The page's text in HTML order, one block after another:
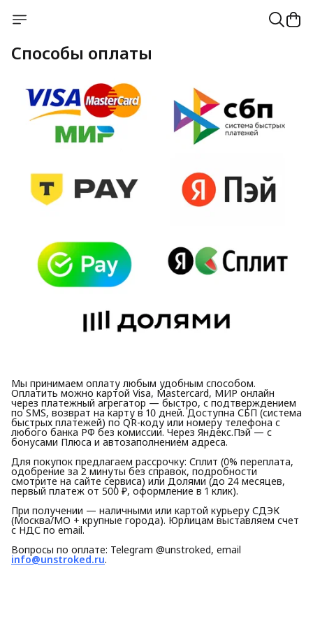
Способы оплаты
Мы принимаем оплату любым удобным способом.
Оплатить можно картой Visa, Mastercard, МИР онлайн
через платежный агрегатор — быстро, с подтверждением
по SMS, возврат на карту в 10 дней. Доступна СБП (система
быстрых платежей) по QR-коду или номеру телефона с
любого банка РФ без комиссии. Через Яндекс.Пэй — с
бонусами Плюса и автозаполнением адреса.
Для покупок предлагаем рассрочку: Сплит (0% переплата,
одобрение за 2 минуты без справок, подробности
смотрите на сайте сервиса) или Долями (до 24 месяцев,
первый платеж от 500 ₽, оформление в 1 клик).
При получении — наличными или картой курьеру СДЭК
(Москва/МО + крупные города). Юрлицам выставляем счет
с НДС по email.
Вопросы по оплате: Telegram @unstroked, email
info@unstroked.ru.